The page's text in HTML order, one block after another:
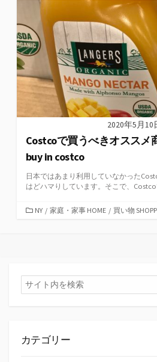
2020年5月10
Costcoで買うべきオススメ
buy in costco
日本ではあまり利用していなかった
はどハマりしています。そこで、
カNY / 家庭・家事 HOME / 買い物
検
索
カテゴリー